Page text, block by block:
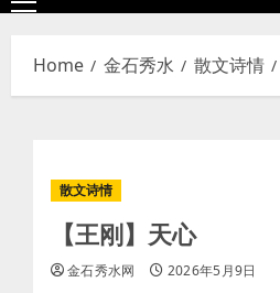
Menu
Home 金石秀水 散文诗情
散文诗情
【王刚】天心
金石秀水网 2026年5月9日